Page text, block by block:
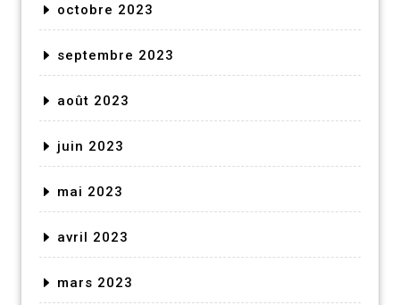
octobre 2023
septembre 2023
août 2023
juin 2023
mai 2023
avril 2023
mars 2023